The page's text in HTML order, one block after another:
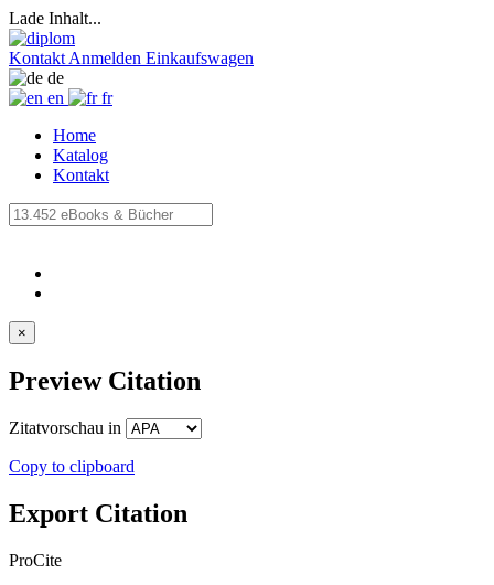
Lade Inhalt...
Kontakt Anmelden Einkaufswagen
de
en
fr
Home
Katalog
Kontakt
×
Preview Citation
Zitatvorschau in
Copy to clipboard
Export Citation
ProCite